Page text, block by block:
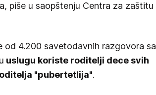
piše u saopštenju Centra za zaštitu
od 4.200 savetodavnih razgovora sa
uslugu koriste roditelji dece svih
"pubertetlija".